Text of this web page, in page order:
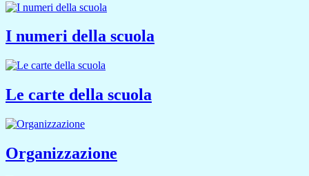
I numeri della scuola
Le carte della scuola
Organizzazione